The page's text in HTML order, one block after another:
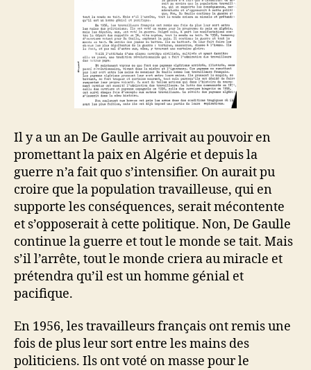
Il y a un an De Gaulle arrivait au pouvoir en
promettant la paix en Algérie et depuis la
guerre n’a fait quo s’intensifier. On aurait pu
croire que la population travailleuse, qui en
supporte les conséquences, serait mécontente
et s’opposerait à cette politique. Non, De Gaulle
continue la guerre et tout le monde se tait. Mais
s’il l’arrête, tout le monde criera au miracle et
prétendra qu’il est un homme génial et
pacifique.
En 1956, les travailleurs français ont remis une
fois de plus leur sort entre les mains des
politiciens. Ils ont voté on masse pour le